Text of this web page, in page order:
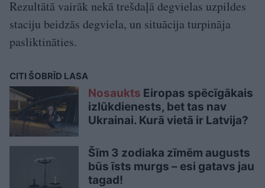
Rezultātā vairāk nekā trešdaļā degvielas uzpildes
staciju beidzās degviela, un situācija turpināja
pasliktināties.
CITI ŠOBRĪD LASA
Nosaukts Eiropas spēcīgākais
izlūkdienests, bet tas nav
Ukrainai. Kurā vietā ir Latvija?
Šīm 3 zodiaka zīmēm augusts
būs īsts murgs – esi gatavs jau
tagad!